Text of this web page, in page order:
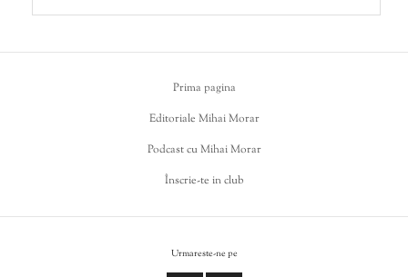
Prima pagina
Editoriale Mihai Morar
Podcast cu Mihai Morar
Înscrie-te in club
Urmareste-ne pe